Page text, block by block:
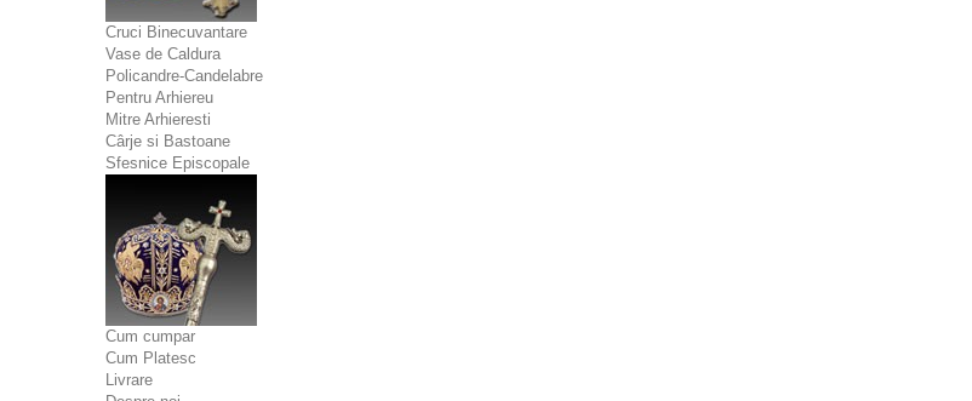
Cruci Binecuvantare
Vase de Caldura
Policandre-Candelabre
Pentru Arhiereu
Mitre Arhieresti
Cârje si Bastoane
Sfesnice Episcopale
Cum cumpar
Cum Platesc
Livrare